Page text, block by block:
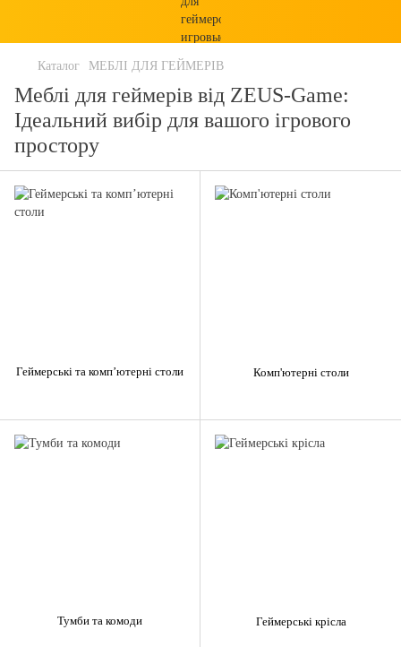
Каталог МЕБЛІ ДЛЯ ГЕЙМЕРІВ
Меблі для геймерів від ZEUS-Game:
Ідеальний вибір для вашого ігрового
простору
Геймерські та комп’ютерні столи Комп'ютерні столи
Тумби та комоди Геймерські крісла